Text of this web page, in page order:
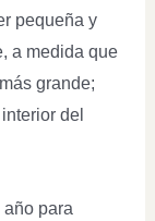
pequeña y
a medida que
grande;
del
para